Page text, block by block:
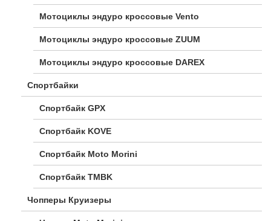
Мотоциклы эндуро кроссовые Vento
Мотоциклы эндуро кроссовые ZUUM
Мотоциклы эндуро кроссовые DAREX
Спортбайки
Спортбайк GPX
Спортбайк KOVE
Спортбайк Moto Morini
Спортбайк TMBK
Чопперы Круизеры